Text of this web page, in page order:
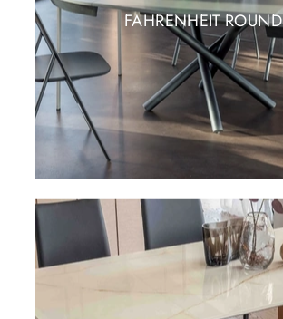
FAHRENHEIT ROUND